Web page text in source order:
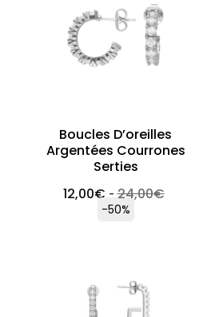
Boucles D’oreilles
Argentées Courrones
Serties
12,00€ -24,00€
-50%